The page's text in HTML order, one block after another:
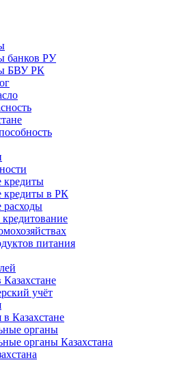
банков РУ
БВУ РК
кредиты
кредиты в РК
расходы
питания
учёт
Казахстане
органы
органы Казахстана